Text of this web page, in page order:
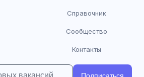
Справочник
Сообщество
Контакты